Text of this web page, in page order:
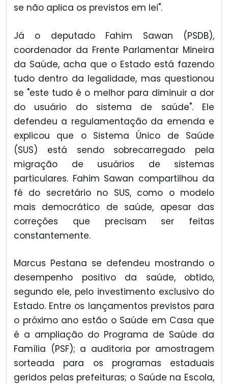
se não aplica os previstos em lei".
Já o deputado Fahim Sawan (PSDB),
coordenador da Frente Parlamentar Mineira
da Saúde, acha que o Estado está fazendo
tudo dentro da legalidade, mas questionou
se "este tudo é o melhor para diminuir a dor
do usuário do sistema de saúde". Ele
defendeu a regulamentação da emenda e
explicou que o Sistema Único de Saúde
(SUS) está sendo sobrecarregado pela
migração de usuários de sistemas
particulares. Fahim Sawan compartilhou da
fé do secretário no SUS, como o modelo
mais democrático de saúde, apesar das
correções que precisam ser feitas
constantemente.
Marcus Pestana se defendeu mostrando o
desempenho positivo da saúde, obtido,
segundo ele, pelo investimento exclusivo do
Estado. Entre os lançamentos previstos para
o próximo ano estão o Saúde em Casa que
é a ampliação do Programa de Saúde da
Família (PSF); a auditoria por amostragem
sorteada para os programas estaduais
geridos pelas prefeituras; o Saúde na Escola,